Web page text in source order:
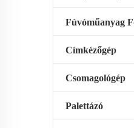
Fúvóműanyag
Címkézőgép
Csomagológép
Palettázó